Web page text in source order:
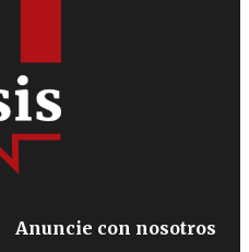
Anuncie con nosotros